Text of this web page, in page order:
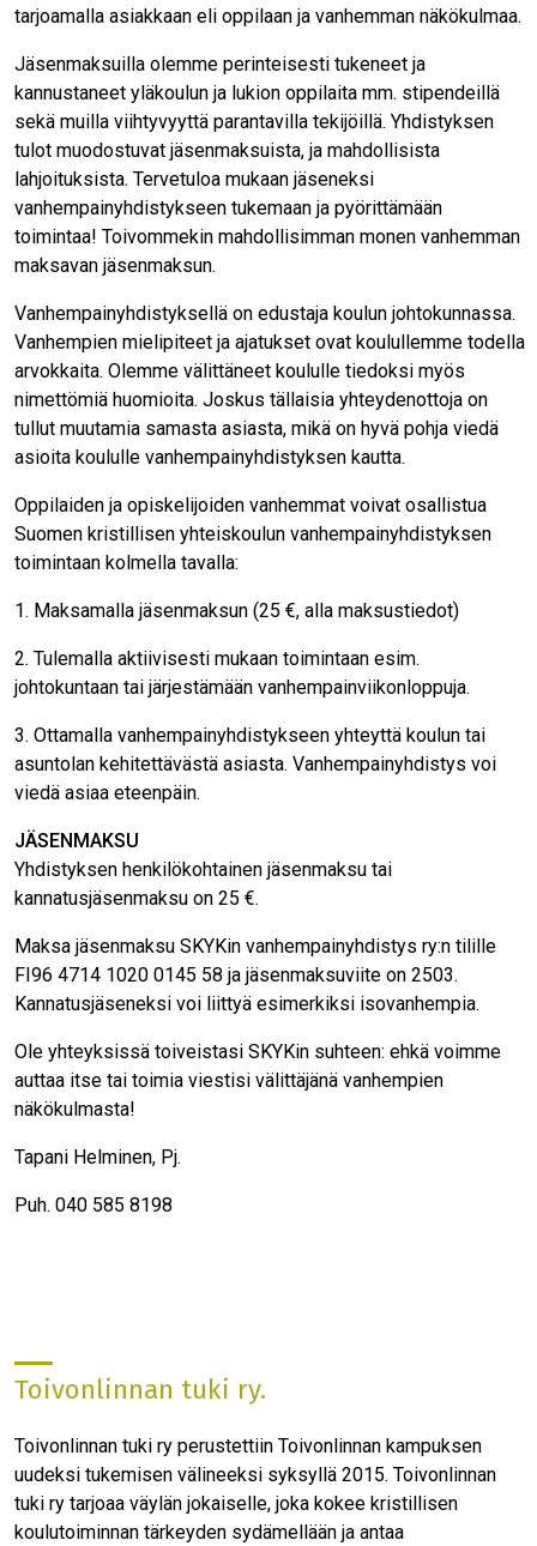
tarjoamalla asiakkaan eli oppilaan ja vanhemman näkökulmaa.
Jäsenmaksuilla olemme perinteisesti tukeneet ja
kannustaneet yläkoulun ja lukion oppilaita mm. stipendeillä
sekä muilla viihtyvyyttä parantavilla tekijöillä. Yhdistyksen
tulot muodostuvat jäsenmaksuista, ja mahdollisista
lahjoituksista. Tervetuloa mukaan jäseneksi
vanhempainyhdistykseen tukemaan ja pyörittämään
toimintaa! Toivommekin mahdollisimman monen vanhemman
maksavan jäsenmaksun.
Vanhempainyhdistyksellä on edustaja koulun johtokunnassa.
Vanhempien mielipiteet ja ajatukset ovat koulullemme todella
arvokkaita. Olemme välittäneet koululle tiedoksi myös
nimettömiä huomioita. Joskus tällaisia yhteydenottoja on
tullut muutamia samasta asiasta, mikä on hyvä pohja viedä
asioita koululle vanhempainyhdistyksen kautta.
Oppilaiden ja opiskelijoiden vanhemmat voivat osallistua
Suomen kristillisen yhteiskoulun vanhempainyhdistyksen
toimintaan kolmella tavalla:
1. Maksamalla jäsenmaksun (25 €, alla maksustiedot)
2. Tulemalla aktiivisesti mukaan toimintaan esim.
johtokuntaan tai järjestämään vanhempainviikonloppuja.
3. Ottamalla vanhempainyhdistykseen yhteyttä koulun tai
asuntolan kehitettävästä asiasta. Vanhempainyhdistys voi
viedä asiaa eteenpäin.
JÄSENMAKSU
Yhdistyksen henkilökohtainen jäsenmaksu tai
kannatusjäsenmaksu on 25 €.
Maksa jäsenmaksu SKYKin vanhempainyhdistys ry:n tilille
FI96 4714 1020 0145 58 ja jäsenmaksuviite on 2503.
Kannatusjäseneksi voi liittyä esimerkiksi isovanhempia.
Ole yhteyksissä toiveistasi SKYKin suhteen: ehkä voimme
auttaa itse tai toimia viestisi välittäjänä vanhempien
näkökulmasta!
Tapani Helminen, Pj.
Puh. 040 585 8198
Toivonlinnan tuki ry.
Toivonlinnan tuki ry perustettiin Toivonlinnan kampuksen
uudeksi tukemisen välineeksi syksyllä 2015. Toivonlinnan
tuki ry tarjoaa väylän jokaiselle, joka kokee kristillisen
koulutoiminnan tärkeyden sydämellään ja antaa